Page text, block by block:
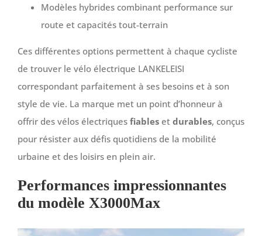
Modèles hybrides combinant performance sur
route et capacités tout-terrain
Ces différentes options permettent à chaque cycliste
de trouver le vélo électrique LANKELEISI
correspondant parfaitement à ses besoins et à son
style de vie. La marque met un point d’honneur à
offrir des vélos électriques fiableset durables, conçus
pour résister aux défis quotidiens de la mobilité
urbaine et des loisirs en plein air.
Performances impressionnantes
du modèle X3000Max